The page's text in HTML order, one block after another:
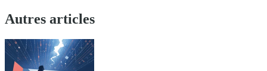
Autres articles